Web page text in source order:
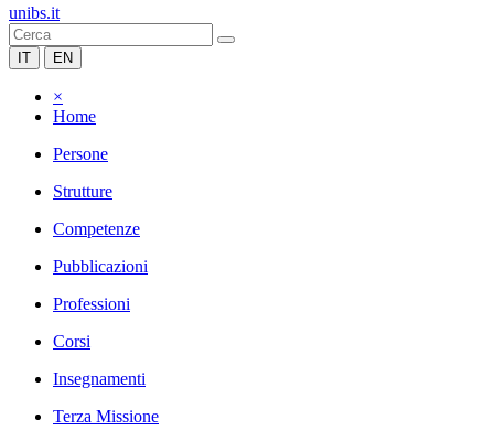
unibs.it
IT EN
×
Home
Persone
Strutture
Competenze
Pubblicazioni
Professioni
Corsi
Insegnamenti
Terza Missione